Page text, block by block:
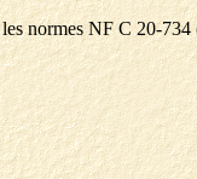
normes NF C 20-